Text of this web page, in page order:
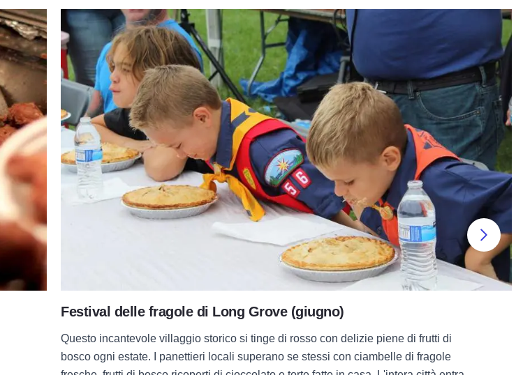
Festival delle fragole di Long Grove (giugno)
Questo incantevole villaggio storico si tinge di rosso con delizie piene di frutti di
bosco ogni estate. I panettieri locali superano se stessi con ciambelle di fragole
Succ